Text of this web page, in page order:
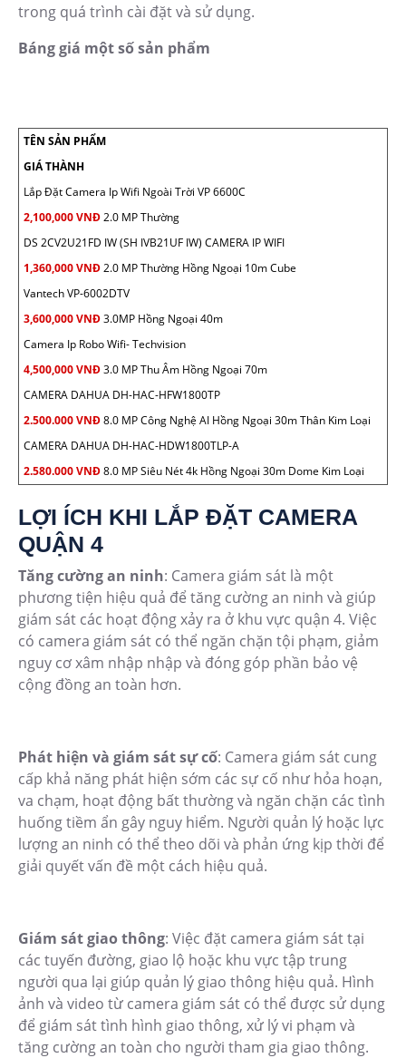
trong quá trình cài đặt và sử dụng.
Báng giá một số sản phẩm
TÊN SẢN PHẨM
GIÁ THÀNH
Lắp Đặt Camera Ip Wifi Ngoài Trời VP 6600C
2,100,000 VNĐ2.0 MP Thường
DS 2CV2U21FD IW (SH IVB21UF IW) CAMERA IP WIFI
1,360,000 VNĐ2.0 MP Thường Hồng Ngoại 10m Cube
Vantech VP-6002DTV
3,600,000 VNĐ3.0MP Hồng Ngoại 40m
Camera Ip Robo Wifi- Techvision
4,500,000 VNĐ3.0 MP Thu Âm Hồng Ngoại 70m
CAMERA DAHUA DH-HAC-HFW1800TP
2.500.000 VNĐ8.0 MP Công Nghệ AI Hồng Ngoại 30m Thân Kim Loại
CAMERA DAHUA DH-HAC-HDW1800TLP-A
2.580.000 VNĐ8.0 MP Siêu Nét 4k Hồng Ngoại 30m Dome Kim Loại
LỢI ÍCH KHI LẮP ĐẶT CAMERA
QUẬN 4
Tăng cường an ninh: Camera giám sát là một
phương tiện hiệu quả để tăng cường an ninh và giúp
giám sát các hoạt động xảy ra ở khu vực quận 4. Việc
có camera giám sát có thể ngăn chặn tội phạm, giảm
nguy cơ xâm nhập nhập và đóng góp phần bảo vệ
cộng đồng an toàn hơn.
Phát hiện và giám sát sự cố: Camera giám sát cung
cấp khả năng phát hiện sớm các sự cố như hỏa hoạn,
va chạm, hoạt động bất thường và ngăn chặn các tình
huống tiềm ẩn gây nguy hiểm. Người quản lý hoặc lực
lượng an ninh có thể theo dõi và phản ứng kịp thời để
giải quyết vấn đề một cách hiệu quả.
Giám sát giao thông: Việc đặt camera giám sát tại
các tuyến đường, giao lộ hoặc khu vực tập trung
người qua lại giúp quản lý giao thông hiệu quả. Hình
ảnh và video từ camera giám sát có thể được sử dụng
để giám sát tình hình giao thông, xử lý vi phạm và
tăng cường an toàn cho người tham gia giao thông.